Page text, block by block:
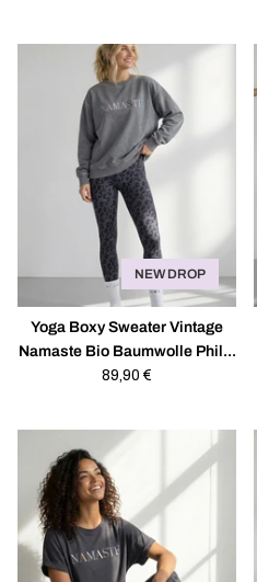
NEW DROP
Yoga Boxy Sweater Vintage
Namaste Bio Baumwolle Phil...
Regulärer
89,90 €